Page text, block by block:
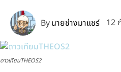
Byนายช่างมาแชร์ 12
ดาวเทียมTHEOS2